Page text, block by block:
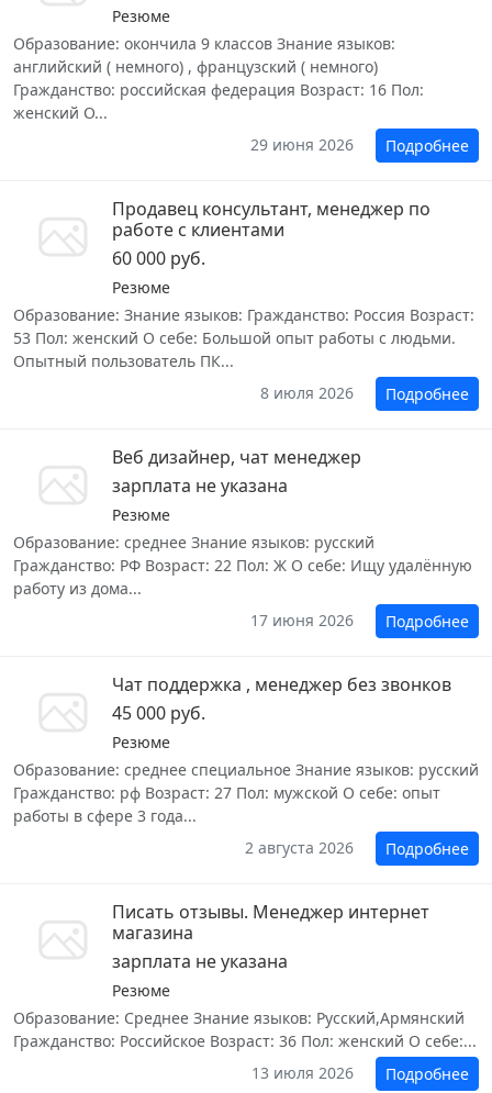
Резюме
Образование: окончила 9 классов Знание языков:
английский ( немного) , французский ( немного)
Гражданство: российская федерация Возраст: 16 Пол:
женский О...
29 июня 2026
Подробнее
Продавец консультант, менеджер по
работе с клиентами
60 000 руб.
Резюме
Образование: Знание языков: Гражданство: Россия Возраст:
53 Пол: женский О себе: Большой опыт работы с людьми.
Опытный пользователь ПК...
8 июля 2026
Подробнее
Веб дизайнер, чат менеджер
зарплата не указана
Резюме
Образование: среднее Знание языков: русский
Гражданство: РФ Возраст: 22 Пол: Ж О себе: Ищу удалённую
работу из дома...
17 июня 2026
Подробнее
Чат поддержка , менеджер без звонков
45 000 руб.
Резюме
Образование: среднее специальное Знание языков: русский
Гражданство: рф Возраст: 27 Пол: мужской О себе: опыт
работы в сфере 3 года...
2 августа 2026
Подробнее
Писать отзывы. Менеджер интернет
магазина
зарплата не указана
Резюме
Образование: Среднее Знание языков: Русский,Армянский
Гражданство: Российское Возраст: 36 Пол: женский О себе:...
13 июля 2026
Подробнее